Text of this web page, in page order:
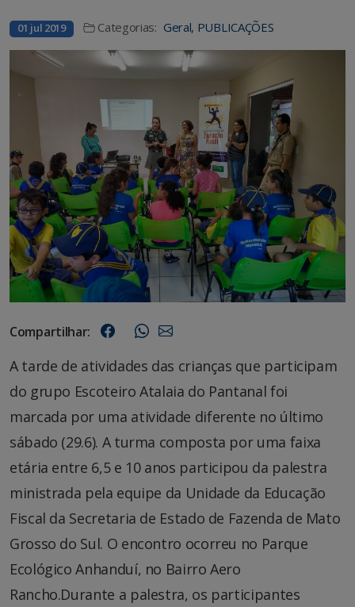
01 jul 2019 Categorias: Geral, PUBLICAÇÕES
Compartilhar:
A tarde de atividades das crianças que participam
do grupo Escoteiro Atalaia do Pantanal foi
marcada por uma atividade diferente no último
sábado (29.6). A turma composta por uma faixa
etária entre 6,5 e 10 anos participou da palestra
ministrada pela equipe da Unidade da Educação
Fiscal da Secretaria de Estado de Fazenda de Mato
Grosso do Sul. O encontro ocorreu no Parque
Ecológico Anhanduí, no Bairro Aero
Rancho.Durante a palestra, os participantes